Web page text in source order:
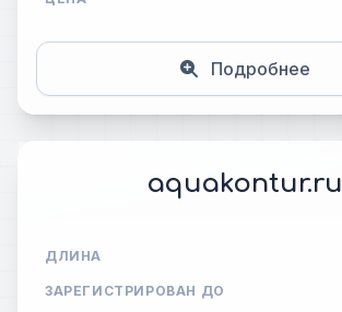
Подробнее
aquakontur.ru
ДЛИНА
ЗАРЕГИСТРИРОВАН ДО